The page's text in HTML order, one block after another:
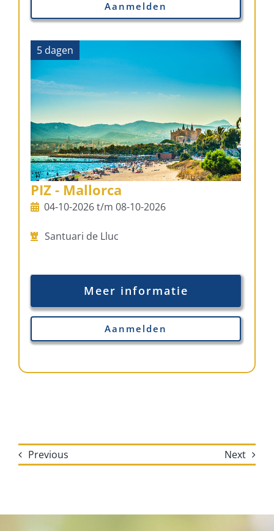
Aanmelden
5 dagen
PIZ - Mallorca
04-10-2026 t/m 08-10-2026
Santuari de Lluc
Meer informatie
Aanmelden
Previous Next